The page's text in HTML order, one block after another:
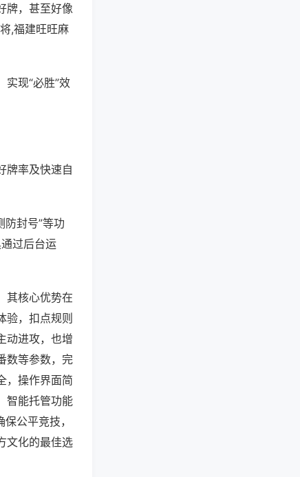
牌，甚至好像
,福建旺旺麻
现“必胜”效
牌率及快速自
防封号”等功
过后台运
其核心优势在
验，扣点规则
动进攻，也增
数等参数，完
，操作界面简
智能托管功能
公平竞技，
文化的最佳选